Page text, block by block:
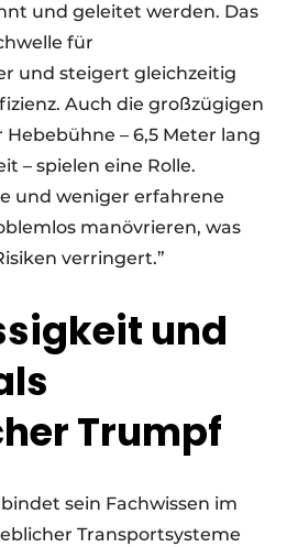
und geleitet werden. Das
für
und steigert gleichzeitig
Auch die großzügigen
– 6,5 Meter lang
– spielen eine Rolle.
und weniger erfahrene
manövrieren, was
verringert.”
und
Trumpf
sein Fachwissen im
Transportsysteme